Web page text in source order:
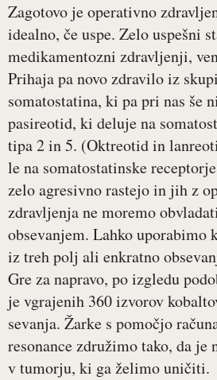
Zagotovo je operativno
idealno, če uspe. Zelo uspešni
medikamentozni zdravljenji,
Prihaja pa novo zdravilo iz
somatostatina, ki pa pri nas še
pasireotid, ki deluje na
tipa 2 in 5. (Oktreotid in
le na somatostatinske
zelo agresivno rastejo in jih z
zdravljenja ne moremo
obsevanjem. Lahko uporabimo
iz treh polj ali enkratno
Gre za napravo, po izgledu
je vgrajenih 360 izvorov
sevanja. Žarke s pomočjo
resonance združimo tako, da je
v tumorju, ki ga želimo uničiti.